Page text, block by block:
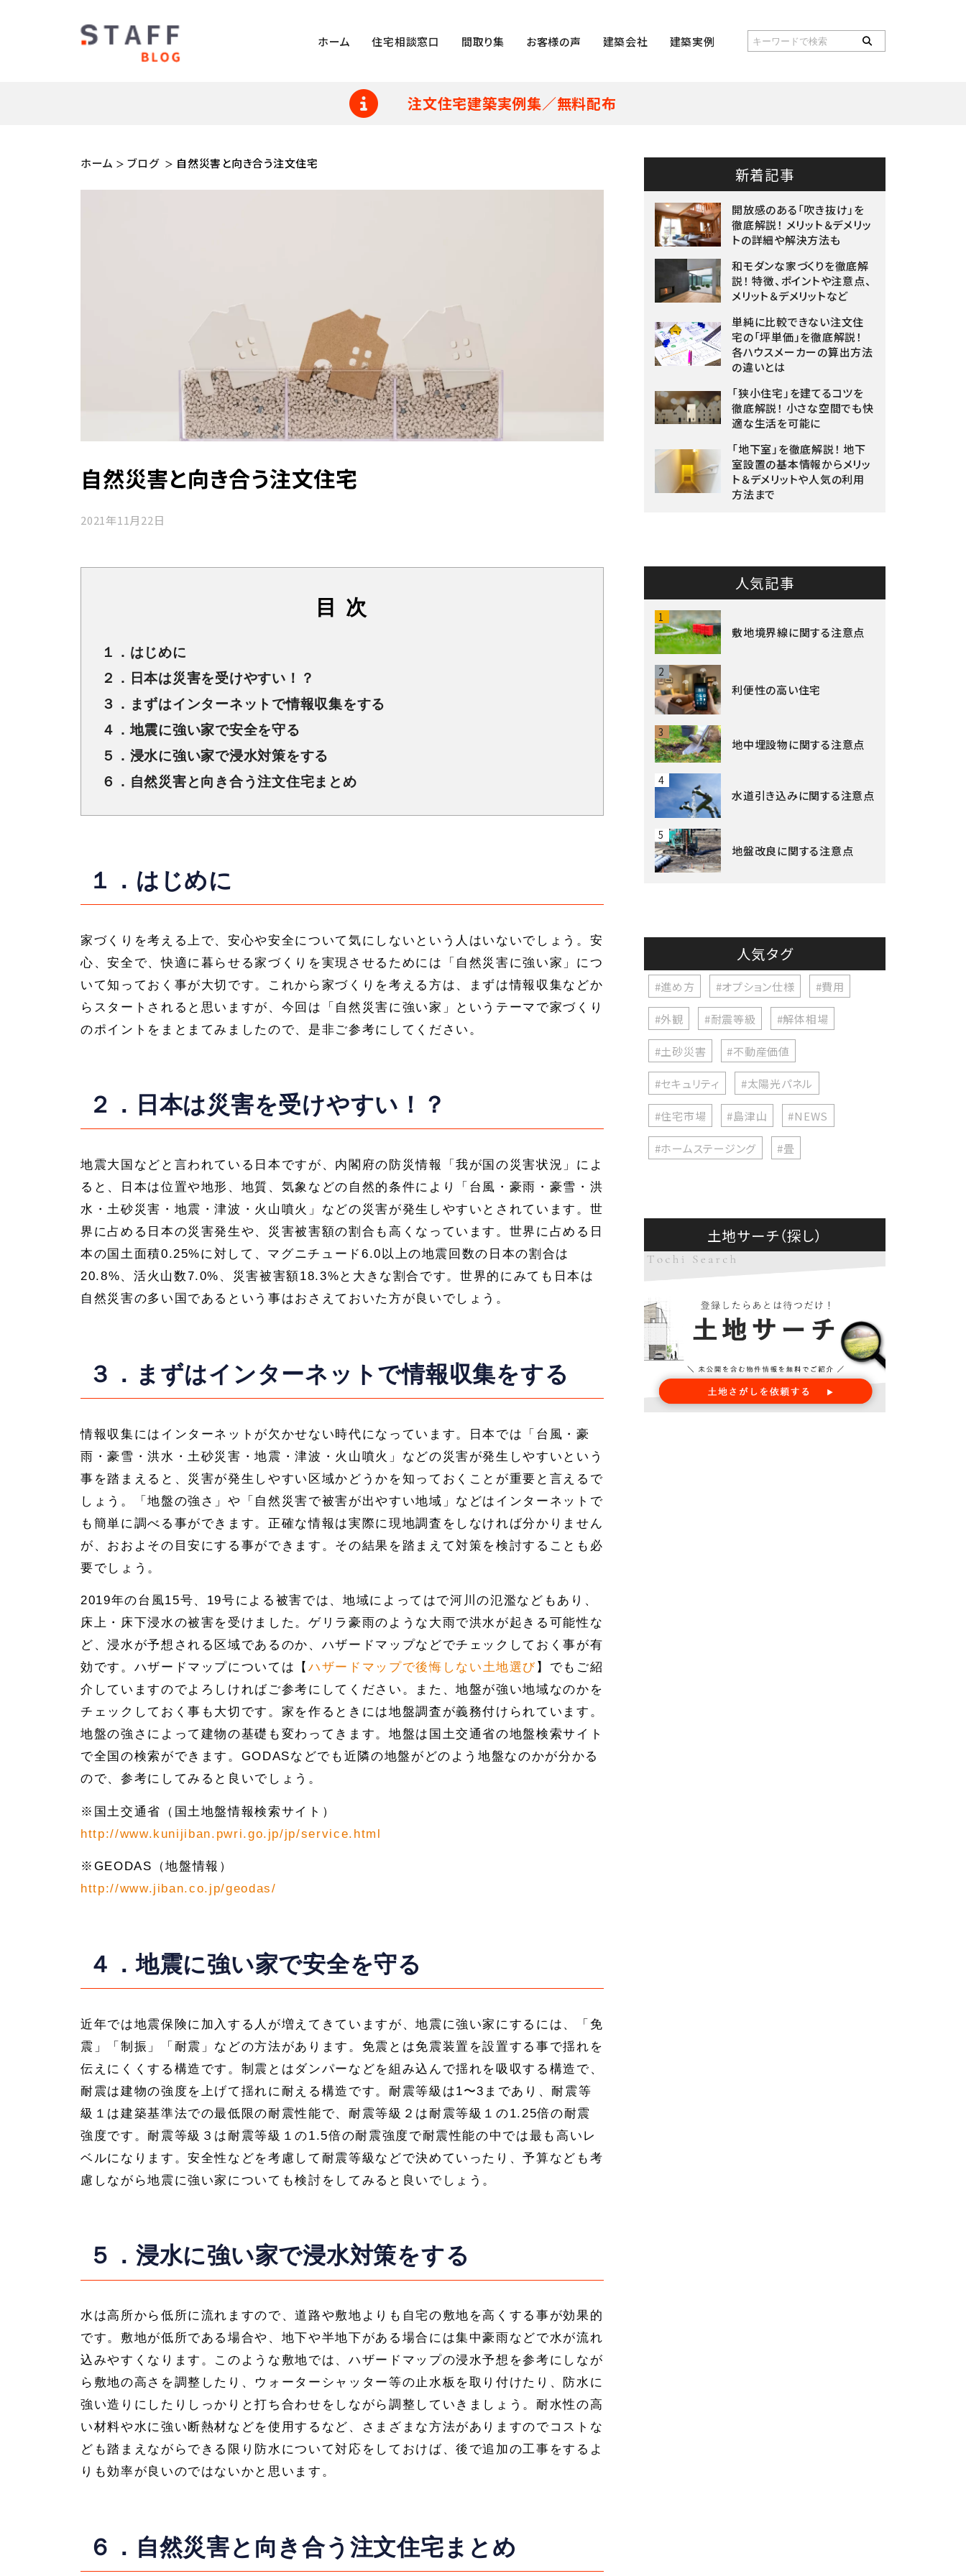
ホーム 住宅相談窓口 間取り集 お客様の声 建築会社 建築実例
注文住宅建築実例集／無料配布
ホーム ブログ 自然災害と向き合う注文住宅
自然災害と向き合う注文住宅
2021年11月22日
目 次
１．はじめに
２．日本は災害を受けやすい！？
３．まずはインターネットで情報収集をする
４．地震に強い家で安全を守る
５．浸水に強い家で浸水対策をする
６．自然災害と向き合う注文住宅まとめ
１．はじめに
家づくりを考える上で、安心や安全について気にしないという人はいないでしょう。安
心、安全で、快適に暮らせる家づくりを実現させるためには「自然災害に強い家」につ
いて知っておく事が大切です。これから家づくりを考える方は、まずは情報収集などか
らスタートされると思いますが、今回は「自然災害に強い家」というテーマで家づくり
のポイントをまとまてみましたので、是非ご参考にしてください。
２．日本は災害を受けやすい！？
地震大国などと言われている日本ですが、内閣府の防災情報「我が国の災害状況」によ
ると、日本は位置や地形、地質、気象などの自然的条件により「台風・豪雨・豪雪・洪
水・土砂災害・地震・津波・火山噴火」などの災害が発生しやすいとされています。世
界に占める日本の災害発生や、災害被害額の割合も高くなっています。世界に占める日
本の国土面積0.25%に対して、マグニチュード6.0以上の地震回数の日本の割合は
20.8%、活火山数7.0%、災害被害額18.3%と大きな割合です。世界的にみても日本は
自然災害の多い国であるという事はおさえておいた方が良いでしょう。
３．まずはインターネットで情報収集をする
情報収集にはインターネットが欠かせない時代になっています。日本では「台風・豪
雨・豪雪・洪水・土砂災害・地震・津波・火山噴火」などの災害が発生しやすいという
事を踏まえると、災害が発生しやすい区域かどうかを知っておくことが重要と言えるで
しょう。「地盤の強さ」や「自然災害で被害が出やすい地域」などはインターネットで
も簡単に調べる事ができます。正確な情報は実際に現地調査をしなければ分かりません
が、おおよその目安にする事ができます。その結果を踏まえて対策を検討することも必
要でしょう。
2019年の台風15号、19号による被害では、地域によってはで河川の氾濫などもあり、
床上・床下浸水の被害を受けました。ゲリラ豪雨のような大雨で洪水が起きる可能性な
ど、浸水が予想される区域であるのか、ハザードマップなどでチェックしておく事が有
効です。ハザードマップについては【ハザードマップで後悔しない土地選び 】でもご紹
介していますのでよろしければご参考にしてください。また、地盤が強い地域なのかを
チェックしておく事も大切です。家を作るときには地盤調査が義務付けられています。
地盤の強さによって建物の基礎も変わってきます。地盤は国土交通省の地盤検索サイト
で全国の検索ができます。GODASなどでも近隣の地盤がどのよう地盤なのかが分かる
ので、参考にしてみると良いでしょう。
※国土交通省（国土地盤情報検索サイト）
http://www.kunijiban.pwri.go.jp/jp/service.html
※GEODAS（地盤情報）
http://www.jiban.co.jp/geodas/
４．地震に強い家で安全を守る
近年では地震保険に加入する人が増えてきていますが、地震に強い家にするには、「免
震」「制振」「耐震」などの方法があります。免震とは免震装置を設置する事で揺れを
伝えにくくする構造です。制震とはダンパーなどを組み込んで揺れを吸収する構造で、
耐震は建物の強度を上げて揺れに耐える構造です。耐震等級は1〜3まであり、耐震等
級１は建築基準法での最低限の耐震性能で、耐震等級２は耐震等級１の1.25倍の耐震
強度です。耐震等級３は耐震等級１の1.5倍の耐震強度で耐震性能の中では最も高いレ
ベルになります。安全性などを考慮して耐震等級などで決めていったり、予算なども考
慮しながら地震に強い家についても検討をしてみると良いでしょう。
５．浸水に強い家で浸水対策をする
水は高所から低所に流れますので、道路や敷地よりも自宅の敷地を高くする事が効果的
です。敷地が低所である場合や、地下や半地下がある場合には集中豪雨などで水が流れ
込みやすくなります。このような敷地では、ハザードマップの浸水予想を参考にしなが
ら敷地の高さを調整したり、ウォーターシャッター等の止水板を取り付けたり、防水に
強い造りにしたりしっかりと打ち合わせをしながら調整していきましょう。耐水性の高
い材料や水に強い断熱材などを使用するなど、さまざまな方法がありますのでコストな
ども踏まえながらできる限り防水について対応をしておけば、後で追加の工事をするよ
りも効率が良いのではないかと思います。
６．自然災害と向き合う注文住宅まとめ
新着記事
開放感のある「吹き抜け」を
徹底解説！ メリット＆デメリッ
トの詳細や解決方法も
和モダンな家づくりを徹底解
説！ 特徴、ポイントや注意点、
メリット＆デメリットなど
単純に比較できない注文住
宅の「坪単価」を徹底解説！
各ハウスメーカーの算出方法
の違いとは
「狭小住宅」を建てるコツを
徹底解説！ 小さな空間でも快
適な生活を可能に
「地下室」を徹底解説！ 地下
室設置の基本情報からメリッ
ト＆デメリットや人気の利用
方法まで
人気記事
1
敷地境界線に関する注意点
2
利便性の高い住宅
3
地中埋設物に関する注意点
4
水道引き込みに関する注意点
5
地盤改良に関する注意点
人気タグ
#進め方 #オプション仕様 #費用
#外観 #耐震等級 #解体相場
#土砂災害 #不動産価値
#セキュリティ #太陽光パネル
#住宅市場 #島津山 #NEWS
#ホームステージング #畳
土地サーチ（探し）